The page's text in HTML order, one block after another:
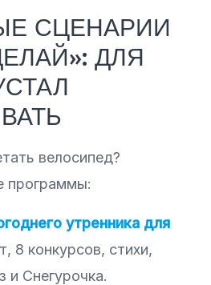
СЦЕНАРИИ
ДЛЯ
велосипед?
программы:
утренника для
8 конкурсов, стихи,
Снегурочка.